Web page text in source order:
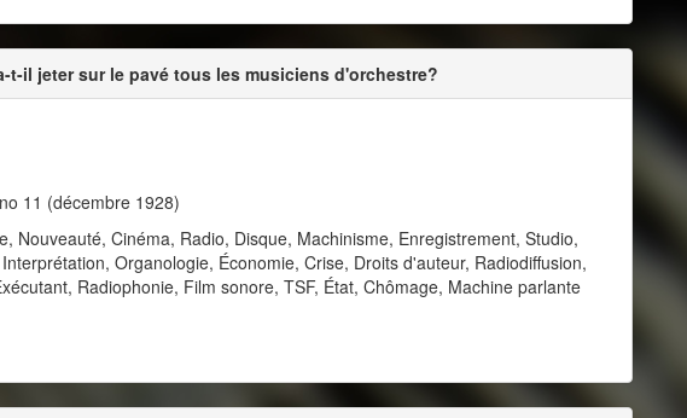
t-il jeter sur le pavé tous les musiciens d'orchestre?
11 (décembre 1928)
Nouveauté, Cinéma, Radio, Disque, Machinisme, Enregistrement, Studio,
Organologie, Économie, Crise, Droits d'auteur, Radiodiffusion,
Radiophonie, Film sonore, TSF, État, Chômage, Machine parlante